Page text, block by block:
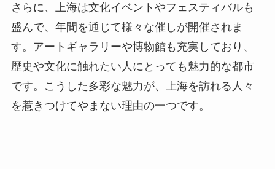
さらに、上海は文化イベントやフェスティバルも
盛んで、年間を通じて様々な催しが開催されま
す。アートギャラリーや博物館も充実しており、
歴史や文化に触れたい人にとっても魅力的な都市
です。こうした多彩な魅力が、上海を訪れる人々
を惹きつけてやまない理由の一つです。